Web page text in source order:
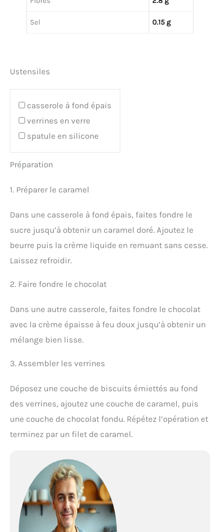
Sel 0.15 g
Ustensiles
casserole à fond épais
verrines en verre
spatule en silicone
Préparation
1. Préparer le caramel
Dans une casserole à fond épais, faites fondre le
sucre jusqu’à obtenir un caramel doré. Ajoutez le
beurre puis la crème liquide en remuant sans cesse.
Laissez refroidir.
2. Faire fondre le chocolat
Dans une autre casserole, faites fondre le chocolat
avec la crème épaisse à feu doux jusqu’à obtenir un
mélange bien lisse.
3. Assembler les verrines
Déposez une couche de biscuits émiettés au fond
des verrines, ajoutez une couche de caramel, puis
une couche de chocolat fondu. Répétez l’opération et
terminez par un filet de caramel.